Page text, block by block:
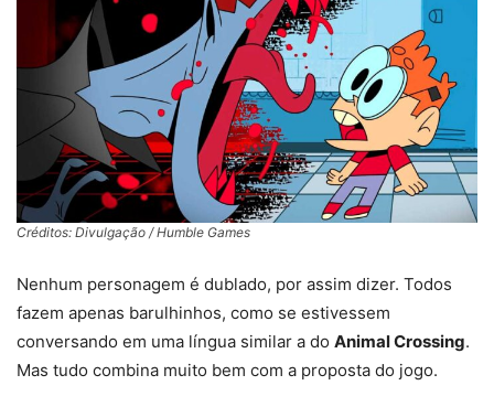
Créditos: Divulgação / Humble Games
Nenhum personagem é dublado, por assim dizer. Todos
fazem apenas barulhinhos, como se estivessem
conversando em uma língua similar a do Animal Crossing.
Mas tudo combina muito bem com a proposta do jogo.